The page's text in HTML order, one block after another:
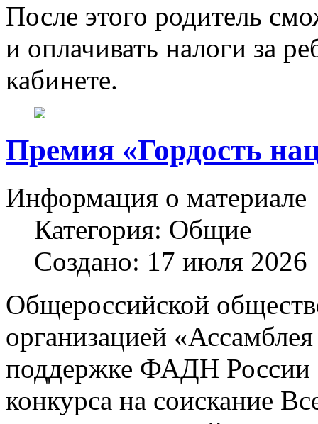
После этого родитель
и оплачивать налоги за
кабинете.
Премия «Гордость
Информация о материале
Категория: Общие
Создано: 17 июля 2026
Общероссийской
организацией
поддержке ФАДН России
конкурса на соискание